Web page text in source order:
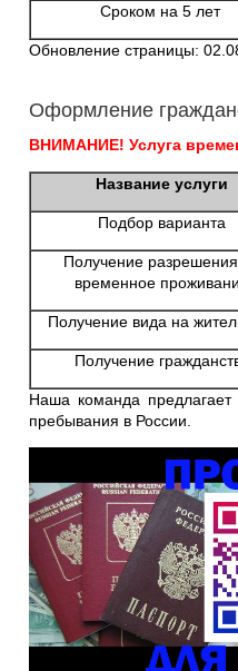
Сроком на 5 лет
Обновление страницы:
Оформление
ВНИМАНИЕ! Услуга
Название услуги
Подбор варианта
Получение
временное
Получение вида на
Получение
Наша команда
пребывания в России.